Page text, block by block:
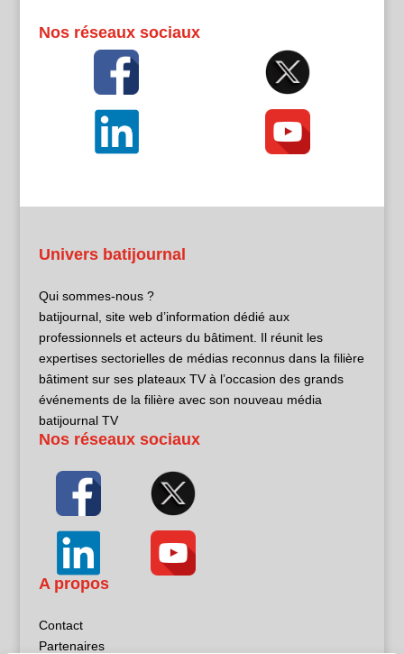
Nos réseaux sociaux
Univers batijournal
Qui sommes-nous ?
batijournal, site web d’information dédié aux
professionnels et acteurs du bâtiment. Il réunit les
expertises sectorielles de médias reconnus dans la filière
bâtiment sur ses plateaux TV à l’occasion des grands
événements de la filière avec son nouveau média
batijournal TV
Nos réseaux sociaux
A propos
Contact
Partenaires